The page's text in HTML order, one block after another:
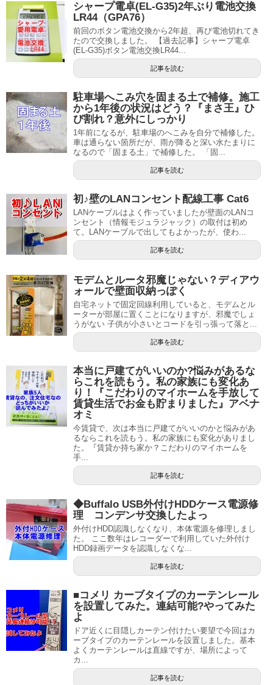
シャープ電卓(EL-G35)2年ぶり電池交換
LR44（GPA76）
前回のボタン電池交換から2年超、再び電池切れてき
たので交換しました。 【過去記事】シャープ電卓
(EL-G35)ボタン電池交換LR44...
記事を読む
駐車場へこみ穴を固まる土で補修。施工
から1年後の状況はどう？『まさ王』ひ
び割れ？意外にしっかり
1年前になるが、駐車場のへこみを自分で補修した。
車は通らない箇所だが、雨が降ると深い水たまりに
なるので「固まる土」で補修した。 「固...
記事を読む
初♪壁のLANコンセント配線工事 Cat6
LANケーブルはよく作っていましたが壁面のLANコ
ンセント（情報モジュラジャック）の取付は初め
て。LANケーブルで出してもよかったが、使わ...
記事を読む
モデムとルータ邪魔じゃない？ディアウ
ォールで壁面収納っぽく
自宅ネットで固定回線利用していると、モデムとル
ーターが部屋に置くことになりますが、邪魔でしょ
うがない 子供が小さいとコードを引っ張って落と...
記事を読む
本当に戸建てがいいのか?悩みがあるな
らこれを読もう。私の家族にも変化あ
り！『こだわりのマイホームを手放して
賃貸生活でお金も貯まりました』アベナ
オミ
今賃貸で、次は本当に戸建てがいいのかと悩みがあ
るならこれを読もう。私の家族にも変化がありまし
た。『賃貸か持ち家か？こだわりのマイホームを
手...
記事を読む
◆Buffalo USB外付けHDDケース電源修
理 コンデンサ交換したよっ
外付けHDD認識しなくなり、本体電源を修理しまし
た。 ここ数年はレコーダーで利用していた外付け
HDD録画データを認識しなくな...
記事を読む
■コメリ カーブタイプのカーテンレール
を設置してみた。連結可能?やってみた
よ
ドア近くに目隠しカーテン付けたい要望で今回はカ
ーブタイプのカーテンレールを設置しました。基本
よくカーテンレールは直線ですが、場所によって
カ...
記事を読む